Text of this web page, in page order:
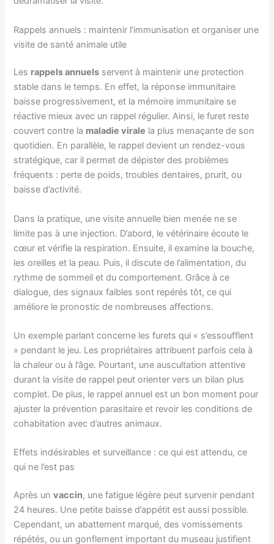
Rappels annuels : maintenir l’immunisation et organiser une
visite de santé animale utile
Les rappels annuels servent à maintenir une protection
stable dans le temps. En effet, la réponse immunitaire
baisse progressivement, et la mémoire immunitaire se
réactive mieux avec un rappel régulier. Ainsi, le furet reste
couvert contre la maladie virale la plus menaçante de son
quotidien. En parallèle, le rappel devient un rendez-vous
stratégique, car il permet de dépister des problèmes
fréquents : perte de poids, troubles dentaires, prurit, ou
baisse d’activité.
Dans la pratique, une visite annuelle bien menée ne se
limite pas à une injection. D’abord, le vétérinaire écoute le
cœur et vérifie la respiration. Ensuite, il examine la bouche,
les oreilles et la peau. Puis, il discute de l’alimentation, du
rythme de sommeil et du comportement. Grâce à ce
dialogue, des signaux faibles sont repérés tôt, ce qui
améliore le pronostic de nombreuses affections.
Un exemple parlant concerne les furets qui « s’essoufflent
» pendant le jeu. Les propriétaires attribuent parfois cela à
la chaleur ou à l’âge. Pourtant, une auscultation attentive
durant la visite de rappel peut orienter vers un bilan plus
complet. De plus, le rappel annuel est un bon moment pour
ajuster la prévention parasitaire et revoir les conditions de
cohabitation avec d’autres animaux.
Effets indésirables et surveillance : ce qui est attendu, ce
qui ne l’est pas
Après unvaccin, une fatigue légère peut survenir pendant
24 heures. Une petite baisse d’appétit est aussi possible.
Cependant, un abattement marqué, des vomissements
répétés, ou un gonflement important du museau justifient